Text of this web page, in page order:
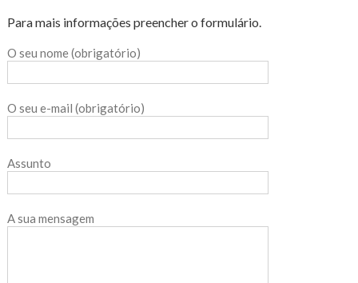
Para mais informações preencher o formulário.
O seu nome (obrigatório)
O seu e-mail (obrigatório)
Assunto
A sua mensagem